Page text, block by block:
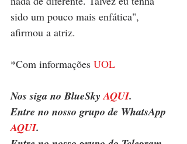
sido um pouco mais enfática",
afirmou a atriz.
*Com informações UOL
Nos siga no BlueSky AQUI.
Entre no nosso grupo de WhatsApp
AQUI.